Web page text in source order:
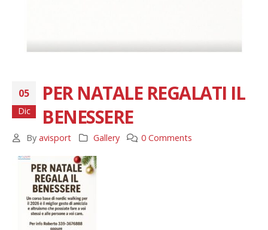
05
Dic
PER NATALE REGALATI IL
BENESSERE
By avisport Gallery 0 Comments